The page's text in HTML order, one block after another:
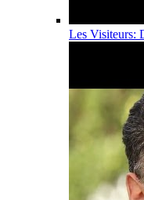
Les Visiteurs: